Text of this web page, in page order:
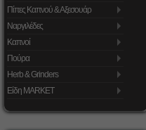
Πίπες Καπνού & Αξεσουάρ
Ναργιλέδες
Καπνοί
Πούρα
Herb & Grinders
Είδη MARKET